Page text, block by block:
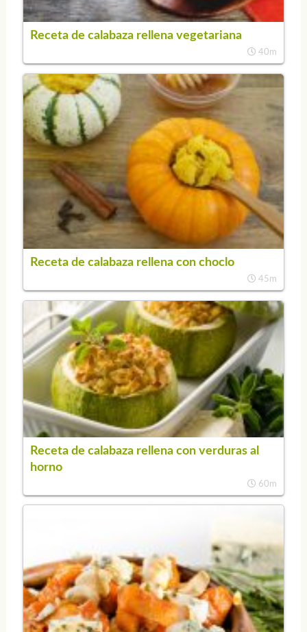
Receta de calabaza rellena vegetariana
40m
Receta de calabaza rellena con choclo
45m
Receta de calabaza rellena con verduras al
horno
60m